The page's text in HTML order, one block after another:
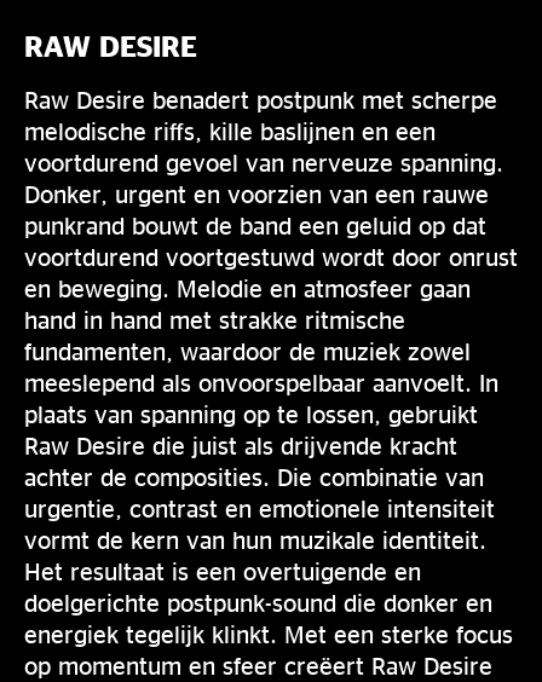
RAW DESIRE
Raw Desire benadert postpunk met scherpe
melodische riffs, kille baslijnen en een
voortdurend gevoel van nerveuze spanning.
Donker, urgent en voorzien van een rauwe
punkrand bouwt de band een geluid op dat
voortdurend voortgestuwd wordt door onrust
en beweging. Melodie en atmosfeer gaan
hand in hand met strakke ritmische
fundamenten, waardoor de muziek zowel
meeslepend als onvoorspelbaar aanvoelt. In
plaats van spanning op te lossen, gebruikt
Raw Desire die juist als drijvende kracht
achter de composities. Die combinatie van
urgentie, contrast en emotionele intensiteit
vormt de kern van hun muzikale identiteit.
Het resultaat is een overtuigende en
doelgerichte postpunk-sound die donker en
energiek tegelijk klinkt. Met een sterke focus
op momentum en sfeer creëert Raw Desire